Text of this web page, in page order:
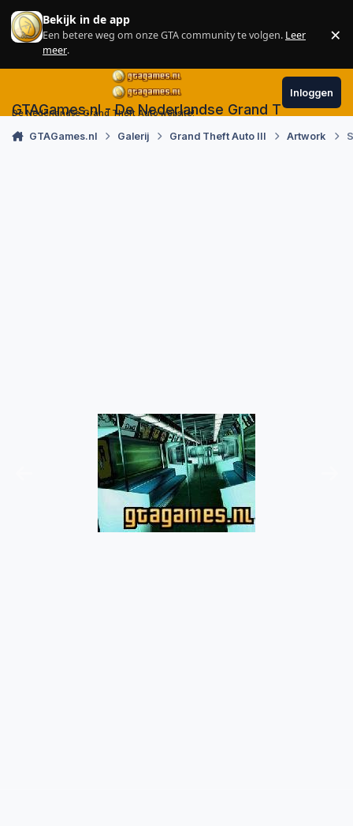
Skip to content
Bekijk in de app
Een betere weg om onze GTA community te volgen. Leer
meer.
×
GTAGames.nl - De Nederlandse Grand Theft Auto
De Nederlandse Grand Theft Auto website!
Inloggen
GTAGames.nl Galerij Grand Theft Auto III Artwork